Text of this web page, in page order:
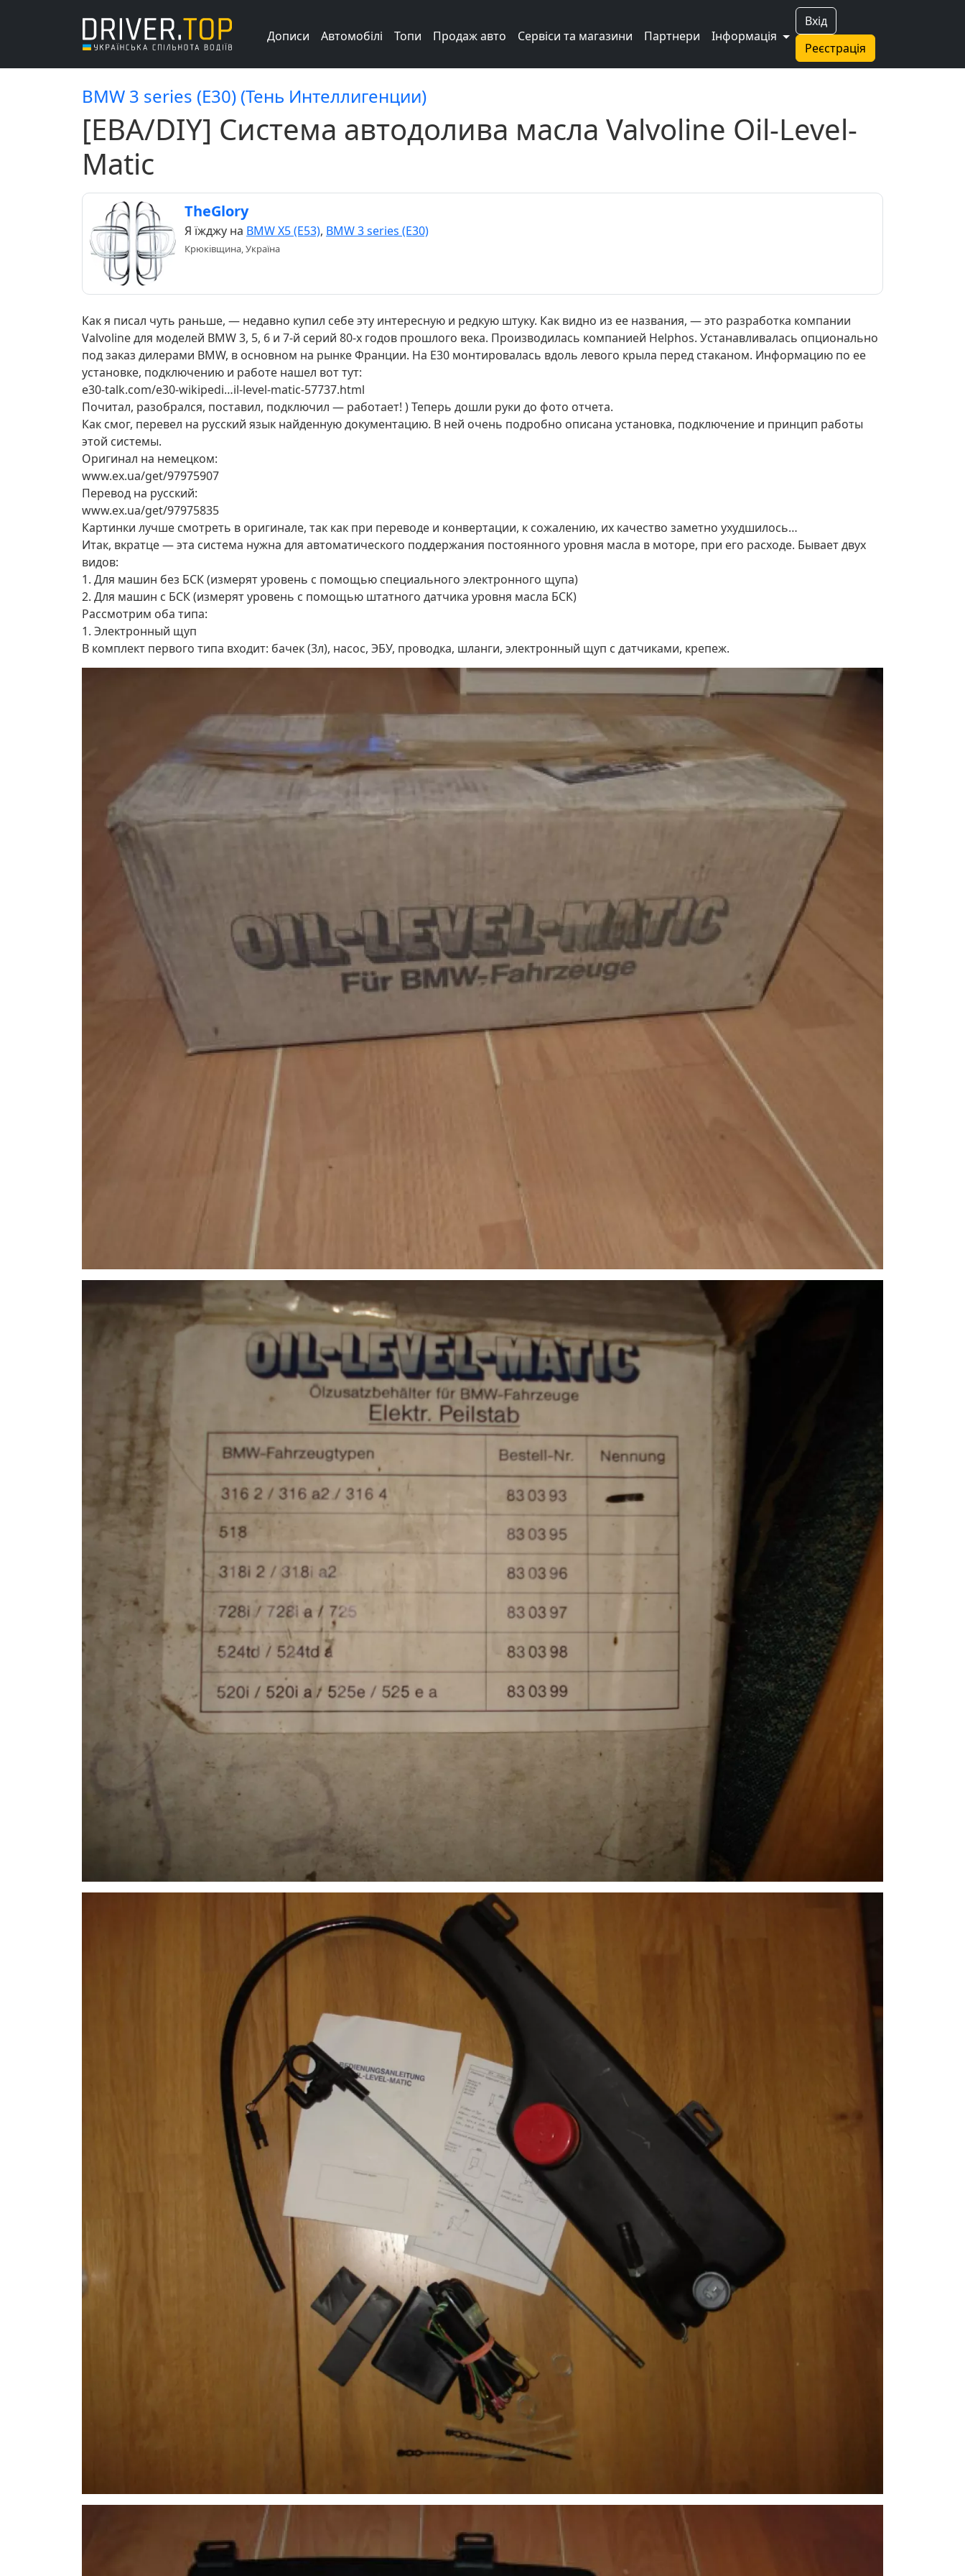
Вхід
Реєстрація
Дописи Автомобілі Топи Продаж авто Сервіси та магазини Партнери Інформація
BMW 3 series (E30) (Тень Интеллигенции)
[EBA/DIY] Система автодолива масла Valvoline Oil-Level-
Matic
TheGlory
Я їжджу на BMW X5 (E53), BMW 3 series (E30)
Крюківщина, Україна
Как я писал чуть раньше, — недавно купил себе эту интересную и редкую штуку. Как видно из ее названия, — это разработка компании
Valvoline для моделей BMW 3, 5, 6 и 7-й серий 80-х годов прошлого века. Производилась компанией Helphos. Устанавливалась опционально
под заказ дилерами BMW, в основном на рынке Франции. На Е30 монтировалась вдоль левого крыла перед стаканом. Информацию по ее
установке, подключению и работе нашел вот тут:
e30-talk.com/e30-wikipedi…il-level-matic-57737.html
Почитал, разобрался, поставил, подключил — работает! ) Теперь дошли руки до фото отчета.
Как смог, перевел на русский язык найденную документацию. В ней очень подробно описана установка, подключение и принцип работы
этой системы.
Оригинал на немецком:
www.ex.ua/get/97975907
Перевод на русский:
www.ex.ua/get/97975835
Картинки лучше смотреть в оригинале, так как при переводе и конвертации, к сожалению, их качество заметно ухудшилось…
Итак, вкратце — эта система нужна для автоматического поддержания постоянного уровня масла в моторе, при его расходе. Бывает двух
видов:
1. Для машин без БСК (измерят уровень с помощью специального электронного щупа)
2. Для машин с БСК (измерят уровень с помощью штатного датчика уровня масла БСК)
Рассмотрим оба типа:
1. Электронный щуп
В комплект первого типа входит: бачек (3л), насос, ЭБУ, проводка, шланги, электронный щуп с датчиками, крепеж.